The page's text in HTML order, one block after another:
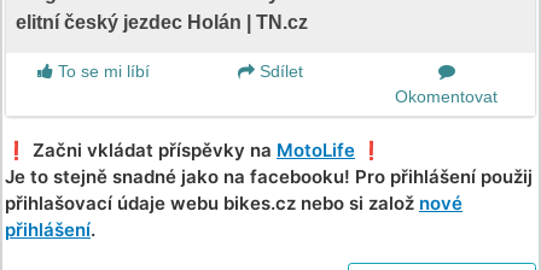
elitní český jezdec Holán | TN.cz
To se mi líbí
Sdílet
Okomentovat
❗️ Začni vkládat příspěvky na MotoLife ❗️
Je to stejně snadné jako na facebooku! Pro přihlášení použij
přihlašovací údaje webu bikes.cz nebo si založ nové
přihlášení.